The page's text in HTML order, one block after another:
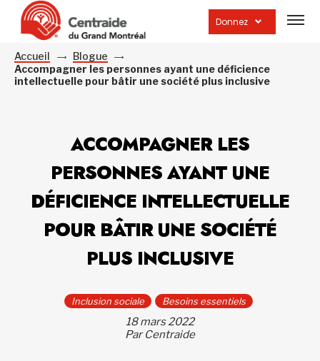
Donnez
la
Accueil
Blogue
Accompagner les personnes ayant une déficience
intellectuelle pour bâtir une société plus inclusive
ACCOMPAGNER LES
PERSONNES AYANT UNE
DÉFICIENCE INTELLECTUELLE
POUR BÂTIR UNE SOCIÉTÉ
PLUS INCLUSIVE
Inclusion sociale Besoins essentiels
18 mars 2022
Par Centraide